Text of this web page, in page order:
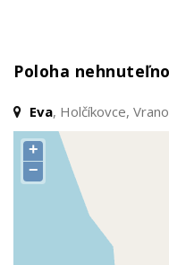
Poloha
Eva, Holčíkovce,
+
−